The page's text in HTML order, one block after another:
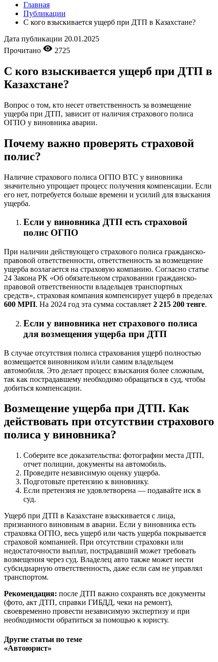
Главная
Публикации
С кого взыскивается ущерб при ДТП в Казахстане?
Дата публикации 20.01.2025
Прочитано
2725
С кого взыскивается ущерб при ДТП в
Казахстане?
Вопрос о том, кто несет ответственность за возмещение
ущерба при ДТП, зависит от наличия страхового полиса
ОГПО у виновника аварии.
Почему важно проверять страховой
полис?
Наличие страхового полиса ОГПО ВТС у виновника
значительно упрощает процесс получения компенсации. Если
его нет, потребуется больше времени и усилий для взыскания
ущерба.
Если у виновника ДТП есть страховой
полис ОГПО
При наличии действующего страхового полиса гражданско-
правовой ответственности, ответственность за возмещение
ущерба возлагается на страховую компанию. Согласно статье
24 Закона РК «Об обязательном страховании гражданско-
правовой ответственности владельцев транспортных
средств», страховая компания компенсирует ущерб в пределах
600 МРП. На 2024 год эта сумма составляет 2 215 200 тенге.
Если у виновника нет страхового полиса
для возмещения ущерба при ДТП
В случае отсутствия полиса страхования ущерб полностью
возмещается виновником и/или самим владельцем
автомобиля. Это делает процесс взыскания более сложным,
так как пострадавшему необходимо обращаться в суд, чтобы
добиться компенсации.
Возмещение ущерба при ДТП. Как
действовать при отсутствии страхового
полиса у виновника?
Соберите все доказательства: фотографии места ДТП,
отчет полиции, документы на автомобиль.
Проведите независимую оценку ущерба.
Подготовьте претензию к виновнику.
Если претензия не удовлетворена — подавайте иск в
суд.
Ущерб при ДТП в Казахстане взыскивается с лица,
признанного виновным в аварии. Если у виновника есть
страховка ОГПО, весь ущерб или часть ущерба покрывается
страховой компанией. При отсутствии страховки или
недостаточности выплат, пострадавший может требовать
возмещения через суд. Владелец авто также может нести
субсидиарную ответственность, даже если сам не управлял
транспортом.
Рекомендация: после ДТП важно сохранять все документы
(фото, акт ДТП, справки ГИБДД, чеки на ремонт),
своевременно провести независимую экспертизу и при
необходимости обратиться за помощью к юристу.
Другие статьи по теме
«Автоюрист»